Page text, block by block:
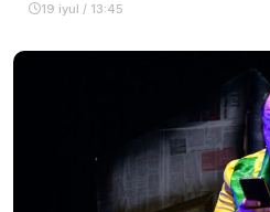
19 iyul / 13:45